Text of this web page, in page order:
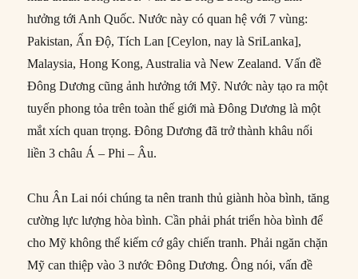
hưởng tới Anh Quốc. Nước này có quan hệ với 7 vùng:
Pakistan, Ấn Độ, Tích Lan [Ceylon, nay là SriLanka],
Malaysia, Hong Kong, Australia và New Zealand. Vấn đề
Đông Dương cũng ảnh hưởng tới Mỹ. Nước này tạo ra một
tuyến phong tỏa trên toàn thế giới mà Đông Dương là một
mắt xích quan trọng. Đông Dương đã trở thành khâu nối
liền 3 châu Á – Phi – Âu.
Chu Ân Lai nói chúng ta nên tranh thủ giành hòa bình, tăng
cường lực lượng hòa bình. Cần phải phát triển hòa bình để
cho Mỹ không thể kiếm cớ gây chiến tranh. Phải ngăn chặn
Mỹ can thiệp vào 3 nước Đông Dương. Ông nói, vấn đề